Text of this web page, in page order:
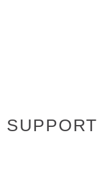
SUPPORT